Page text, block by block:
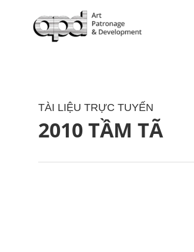
TÀI LIỆU TRỰC TUYẾN
2010 TẦM TÃ